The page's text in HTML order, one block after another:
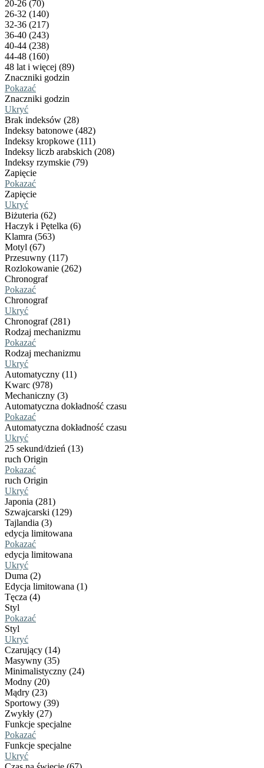
20-26 (70)
26-32 (140)
32-36 (217)
36-40 (243)
40-44 (238)
44-48 (160)
48 lat i więcej (89)
Znaczniki godzin
Pokazać
Znaczniki godzin
Ukryć
Brak indeksów (28)
Indeksy batonowe (482)
Indeksy kropkowe (111)
Indeksy liczb arabskich (208)
Indeksy rzymskie (79)
Zapięcie
Pokazać
Zapięcie
Ukryć
Biżuteria (62)
Haczyk i Pętelka (6)
Klamra (563)
Motyl (67)
Przesuwny (117)
Rozlokowanie (262)
Chronograf
Pokazać
Chronograf
Ukryć
Chronograf (281)
Rodzaj mechanizmu
Pokazać
Rodzaj mechanizmu
Ukryć
Automatyczny (11)
Kwarc (978)
Mechaniczny (3)
Automatyczna dokładność czasu
Pokazać
Automatyczna dokładność czasu
Ukryć
25 sekund/dzień (13)
ruch Origin
Pokazać
ruch Origin
Ukryć
Japonia (281)
Szwajcarski (129)
Tajlandia (3)
edycja limitowana
Pokazać
edycja limitowana
Ukryć
Duma (2)
Edycja limitowana (1)
Tęcza (4)
Styl
Pokazać
Styl
Ukryć
Czarujący (14)
Masywny (35)
Minimalistyczny (24)
Modny (20)
Mądry (23)
Sportowy (39)
Zwykły (27)
Funkcje specjalne
Pokazać
Funkcje specjalne
Ukryć